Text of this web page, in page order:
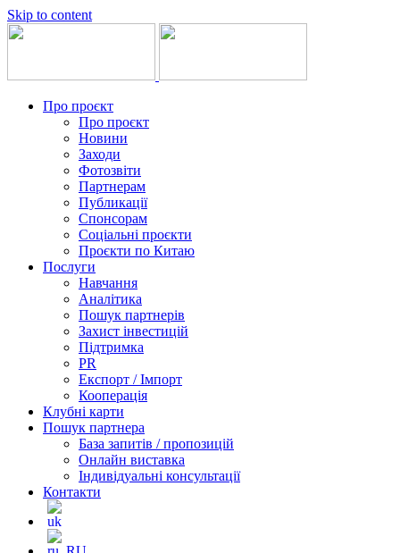
Skip to content
Про проєкт
Про проєкт
Новини
Заходи
Фотозвіти
Партнерам
Публикації
Спонсорам
Соціальні проєкти
Проєкти по Китаю
Послуги
Навчання
Аналітика
Пошук партнерів
Захист інвестицій
Підтримка
PR
Експорт / Імпорт
Кооперація
Клубні карти
Пошук партнера
База запитів / пропозицій
Онлайн виставка
Індивідуальні консультації
Контакти